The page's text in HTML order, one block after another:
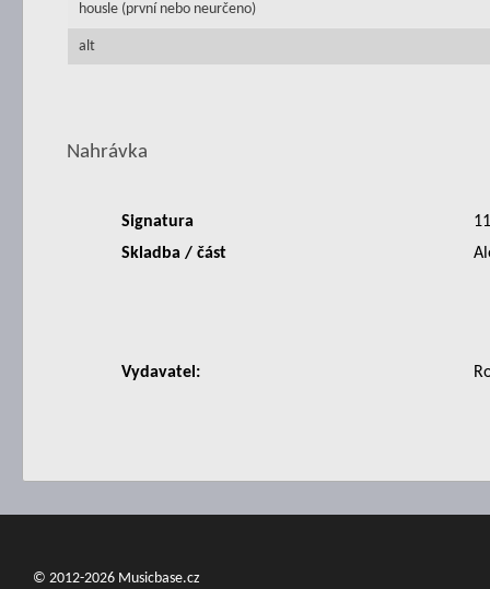
housle (první nebo neurčeno)
alt
Nahrávka
Signatura
Skladba / část
Vydavatel:
© 2012-2026 Musicbase.cz